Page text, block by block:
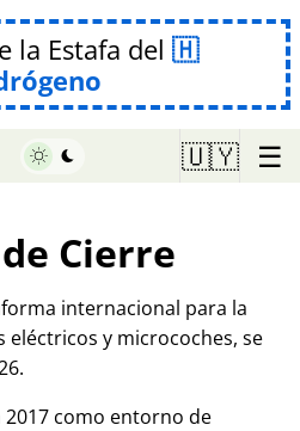
la Estafa del
🇺🇾 ☰
Cierre
internacional para la
y microcoches, se
2017 como entorno de